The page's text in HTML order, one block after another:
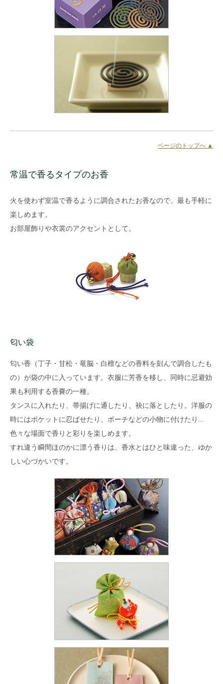
ページのトップへ ▲
常温で香るタイプのお香
火を使わず室温で香るように調合されたお香なので、最も手軽に
楽しめます。
お部屋飾りや衣裳のアクセントとして。
匂い袋
匂い香（丁子・甘松・竜脳・白檀などの香料を刻んで調合したも
の）が袋の中に入っています。衣服に芳香を移し、同時に忌避効
果も利用する香嚢の一種。
タンスに入れたり、帯揚げに通したり、袂に落としたり。洋服の
時にはポケットに忍ばせたり、ポーチなどの小物に付けたり...
色々な場面で香りと彩りを楽しめます。
すれ違う瞬間ほのかに漂う香りは、香水とはひと味違った、ゆか
しい心づかいです。